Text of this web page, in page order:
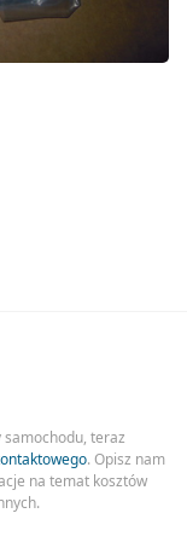
samochodu, teraz
. Opisz nam
na temat kosztów